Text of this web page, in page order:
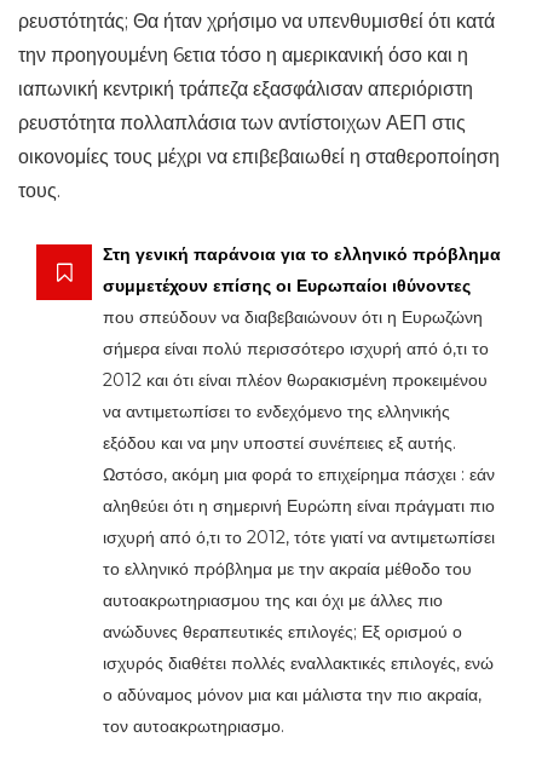
ρευστότητάς; Θα ήταν χρήσιμο να υπενθυμισθεί ότι κατά
την προηγουμένη 6ετια τόσο η αμερικανική όσο και η
ιαπωνική κεντρική τράπεζα εξασφάλισαν απεριόριστη
ρευστότητα πολλαπλάσια των αντίστοιχων ΑΕΠ στις
οικονομίες τους μέχρι να επιβεβαιωθεί η σταθεροποίηση
τους.
Στη γενική παράνοια για το ελληνικό πρόβλημα
συμμετέχουν επίσης οι Ευρωπαίοι ιθύνοντες
που σπεύδουν να διαβεβαιώνουν ότι η Ευρωζώνη
σήμερα είναι πολύ περισσότερο ισχυρή από ό,τι το
2012 και ότι είναι πλέον θωρακισμένη προκειμένου
να αντιμετωπίσει το ενδεχόμενο της ελληνικής
εξόδου και να μην υποστεί συνέπειες εξ αυτής.
Ωστόσο, ακόμη μια φορά το επιχείρημα πάσχει : εάν
αληθεύει ότι η σημερινή Ευρώπη είναι πράγματι πιο
ισχυρή από ό,τι το 2012, τότε γιατί να αντιμετωπίσει
το ελληνικό πρόβλημα με την ακραία μέθοδο του
αυτοακρωτηριασμου της και όχι με άλλες πιο
ανώδυνες θεραπευτικές επιλογές; Εξ ορισμού ο
ισχυρός διαθέτει πολλές εναλλακτικές επιλογές, ενώ
ο αδύναμος μόνον μια και μάλιστα την πιο ακραία,
τον αυτοακρωτηριασμο.